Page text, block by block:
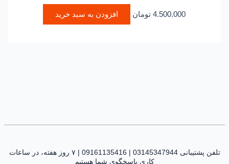
4.500.000 تومان افزودن به سبد خرید
تلفن پشتیبانی 03145347944 | 09161135416 | ۷ روز هفته، در ساعات
کاری پاسخگوی شما هستیم